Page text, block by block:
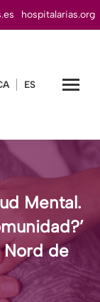
hospitalarias.org
ES
Mental.
Nord de